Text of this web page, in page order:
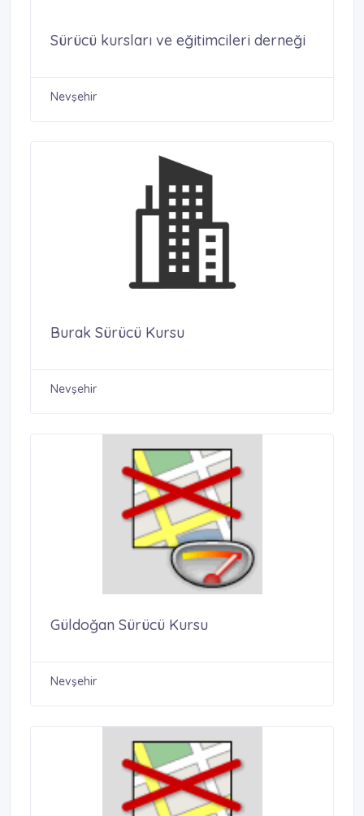
Sürücü kursları ve eğitimcileri derneği
Nevşehir
Burak Sürücü Kursu
Nevşehir
Güldoğan Sürücü Kursu
Nevşehir